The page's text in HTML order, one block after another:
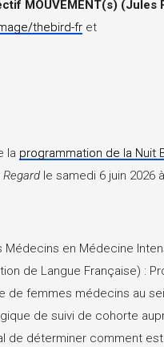
MOUVEMENT(s) (Jules
thebird-fret
la programmation de la Nuit
le samedi 6 juin 2026
en Médecine
de Langue Française) :
de femmes médecins au
de suivi de cohorte
de déterminer comment